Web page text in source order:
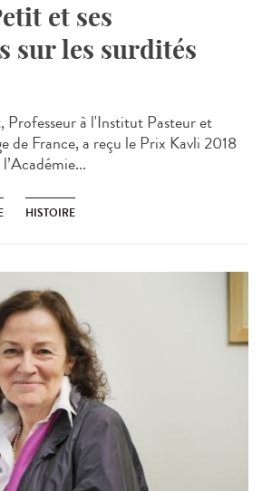
et ses
sur les surdités
Professeur à l'Institut Pasteur et
de France, a reçu le Prix Kavli 2018
HISTOIRE